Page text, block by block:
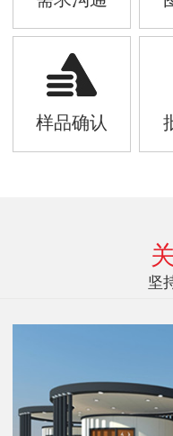
样品确认
坚